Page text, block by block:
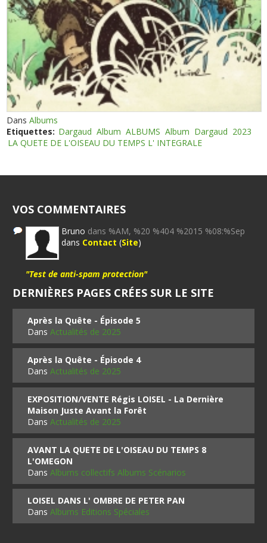
DansAlbums
Etiquettes: Dargaud Album ALBUMS Album Dargaud 2023
LA QUETE DE L'OISEAU DU TEMPS L' INTEGRALE
VOS COMMENTAIRES
Bruno dans %AM, %20 %404 %2015 %08:%Sep
dans Contact (Site)
"Test de anti-spam protection"
DERNIÈRES PAGES CRÉES SUR LE SITE
Après la Quête - Épisode 5
DansActualités de 2025
Après la Quête - Épisode 4
DansActualités de 2025
EXPOSITION/VENTE Régis LOISEL - La Dernière
Maison Juste Avant la Forêt
DansActualités de 2025
AVANT LA QUETE DE L'OISEAU DU TEMPS 8
L'OMEGON
DansAlbums collectifs Albums Scénarios
LOISEL DANS L' OMBRE DE PETER PAN
DansAlbums Editions Spéciales